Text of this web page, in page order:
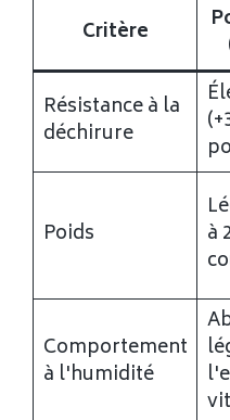
Critère
Résistance à la
déchirure
Poids
à
Comportement
à l'humidité